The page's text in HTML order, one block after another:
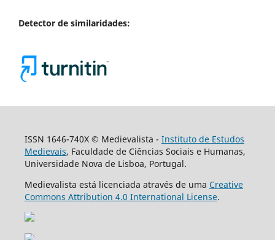
Detector de similaridades:
ISSN 1646-740X © Medievalista - Instituto de Estudos
Medievais, Faculdade de Ciências Sociais e Humanas,
Universidade Nova de Lisboa, Portugal.
Medievalista está licenciada através de uma Creative
Commons Attribution 4.0 International License.